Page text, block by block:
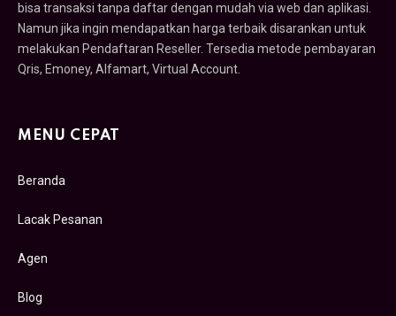
bisa transaksi tanpa daftar dengan mudah via web dan aplikasi.
Namun jika ingin mendapatkan harga terbaik disarankan untuk
melakukan Pendaftaran Reseller. Tersedia metode pembayaran
Qris, Emoney, Alfamart, Virtual Account.
MENU CEPAT
Beranda
Lacak Pesanan
Agen
Blog